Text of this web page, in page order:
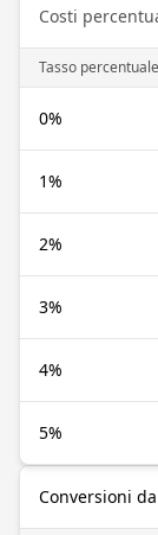
Costi
Tasso percentuale
0%
1%
2%
3%
4%
5%
Conversioni